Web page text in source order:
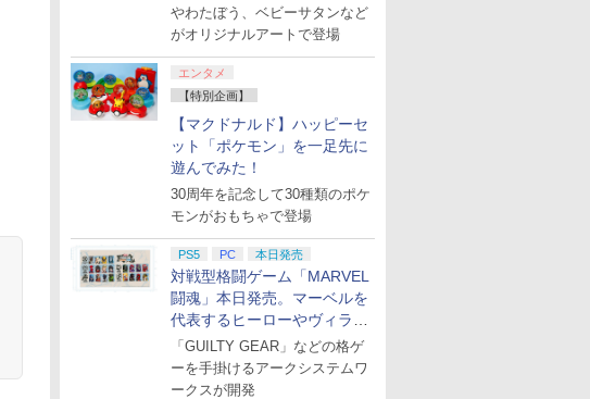
やわたぼう、ベビーサタンなど
がオリジナルアートで登場
エンタメ
【特別企画】
【マクドナルド】ハッピーセ
ット「ポケモン」を一足先に
遊んでみた！
30周年を記念して30種類のポケ
モンがおもちゃで登場
PS5 PC 本日発売
対戦型格闘ゲーム「MARVEL
闘魂」本日発売。マーベルを
代表するヒーローやヴィラン
たちが登場
「GUILTY GEAR」などの格ゲ
ーを手掛けるアークシステムワ
ークスが開発